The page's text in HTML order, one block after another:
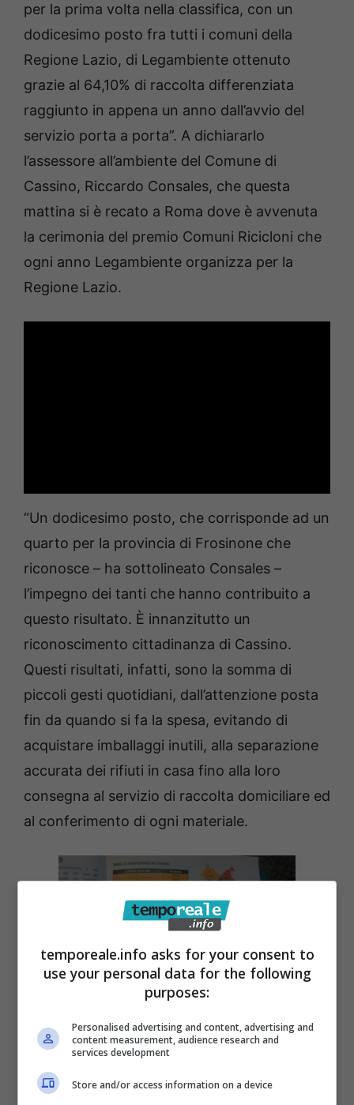
per la prima volta nella classifica, con un
dodicesimo posto fra tutti i comuni della
Regione Lazio, di Legambiente ottenuto
grazie al 64,10% di raccolta differenziata
raggiunto in appena un anno dall’avvio del
servizio porta a porta”. A dichiararlo
l’assessore all’ambiente del Comune di
Cassino, Riccardo Consales, che questa
mattina si è recato a Roma dove è avvenuta
la cerimonia del premio Comuni Ricicloni che
ogni anno Legambiente organizza per la
Regione Lazio.
“Un dodicesimo posto, che corrisponde ad un
quarto per la provincia di Frosinone che
riconosce – ha sottolineato Consales –
l’impegno dei tanti che hanno contribuito a
questo risultato. È innanzitutto un
riconoscimento cittadinanza di Cassino.
Questi risultati, infatti, sono la somma di
piccoli gesti quotidiani, dall’attenzione posta
fin da quando si fa la spesa, evitando di
acquistare imballaggi inutili, alla separazione
accurata dei rifiuti in casa fino alla loro
consegna al servizio di raccolta domiciliare ed
al conferimento di ogni materiale.
Il denominatore comune è la responsabilità di
tutti e di cittadini in prima degli altri che ci ha
permesso in un solo anno di raccolta
temporeale.info asks for your consent to
use your personal data for the following
purposes:
Personalised advertising and content, advertising and
content measurement, audience research and
services development
Store and/or access information on a device